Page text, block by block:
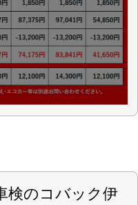
店
589〉
子町3505-1